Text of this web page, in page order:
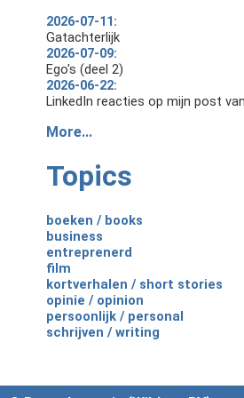
2026-07-11:
Gatachterlijk
2026-07-09:
Ego's (deel 2)
2026-06-22:
LinkedIn reacties op mijn post
More...
Topics
boeken / books
business
entreprenerd
film
kortverhalen / short stories
opinie / opinion
persoonlijk / personal
schrijven / writing